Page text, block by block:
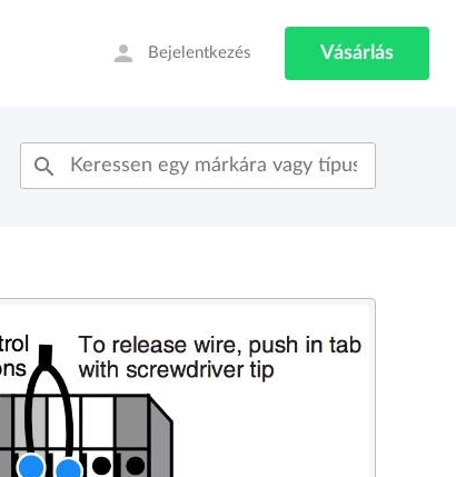
person Bejelentkezés Vásárlás
search